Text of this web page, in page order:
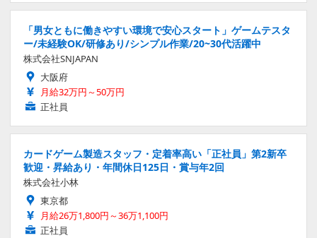
「男女ともに働きやすい環境で安心スタート」ゲームテスタ
ー/未経験OK/研修あり/シンプル作業/20~30代活躍中
株式会社SNJAPAN
大阪府
月給32万円～50万円
正社員
カードゲーム製造スタッフ・定着率高い「正社員」第2新卒
歓迎・昇給あり・年間休日125日・賞与年2回
株式会社小林
東京都
月給26万1,800円～36万1,100円
正社員